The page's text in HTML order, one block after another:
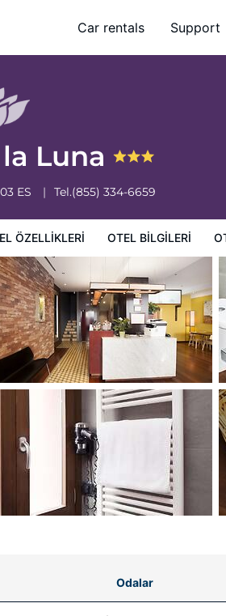
Car rentals Support
Luna
ES Tel.(855) 334-6659
ÖZELLIKLERI OTEL BILGILERI
Odalar